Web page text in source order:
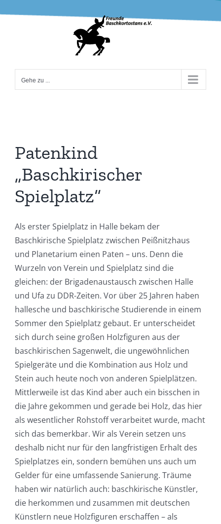
Gehe zu ...
Patenkind
„Baschkirischer
Spielplatz“
Als erster Spielplatz in Halle bekam der
Baschkirische Spielplatz zwischen Peißnitzhaus
und Planetarium einen Paten – uns. Denn die
Wurzeln von Verein und Spielplatz sind die
gleichen: der Brigadenaustausch zwischen Halle
und Ufa zu DDR-Zeiten. Vor über 25 Jahren haben
hallesche und baschkirische Studierende in einem
Sommer den Spielplatz gebaut. Er unterscheidet
sich durch seine großen Holzfiguren aus der
baschkirischen Sagenwelt, die ungewöhnlichen
Spielgeräte und die Kombination aus Holz und
Stein auch heute noch von anderen Spielplätzen.
Mittlerweile ist das Kind aber auch ein bisschen in
die Jahre gekommen und gerade bei Holz, das hier
als wesentlicher Rohstoff verarbeitet wurde, macht
sich das bemerkbar. Wir als Verein setzen uns
deshalb nicht nur für den langfristigen Erhalt des
Spielplatzes ein, sondern bemühen uns auch um
Gelder für eine umfassende Sanierung. Träume
haben wir natürlich auch: baschkirische Künstler,
die herkommen und zusammen mit deutschen
Künstlern neue Holzfiguren erschaffen – als